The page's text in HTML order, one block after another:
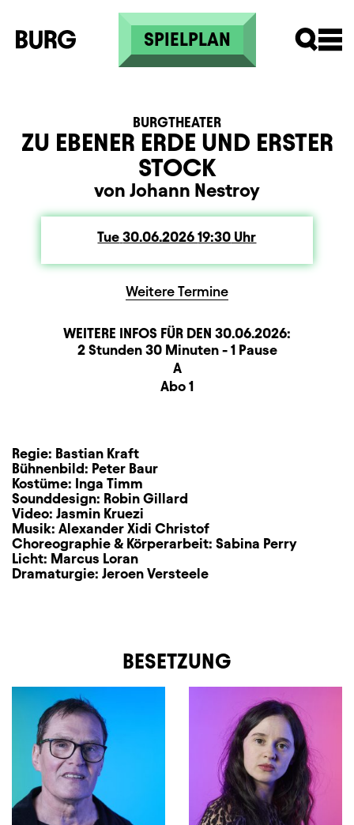
Skip to main content
SPIELPLAN
ZU EBENER ERDE UND ERSTER
STOCK
BURGTHEATER
von Johann Nestroy
Tue Tuesday
30.06.202619:30 Uhr
Weitere Termine
WEITERE INFOS FÜR DEN 30.06.2026:
BeschreibungInformation
Dauer und Pausen2 Stunden 30 Minuten - 1 Pause
A
Abo 1
Regie: Bastian Kraft
Bühnenbild: Peter Baur
Kostüme: Inga Timm
Sounddesign: Robin Gillard
Video: Jasmin Kruezi
Musik: Alexander Xidi Christof
Choreographie & Körperarbeit: Sabina Perry
Licht: Marcus Loran
Dramaturgie: Jeroen Versteele
BESETZUNG